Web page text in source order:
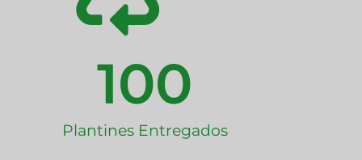
Plantines Entregados
100